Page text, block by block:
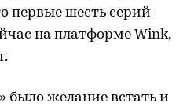
первые шесть серий
на платформе Wink,
было желание встать и